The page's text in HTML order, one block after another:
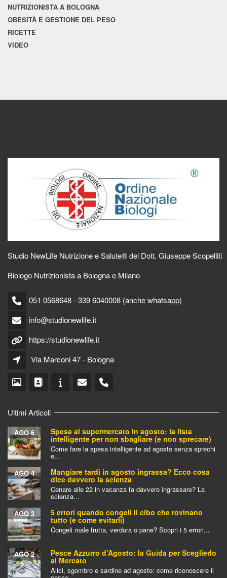
NUTRIZIONISTA A BOLOGNA
OBESITÀ E GESTIONE DEL PESO
RICETTE
VIDEO
Studio NewLife Nutrizione e Salute® del Dott. Giuseppe Scopelliti
Biologo Nutrizionista a Bologna e Milano
051 0568648 - 339 6040008 (anche whatsapp)
info@studionewlife.it
https://studionewlife.it
Via Marconi 47 - Bologna
Ultimi Articoli
Spesa al supermercato in agosto: la lista
intelligente per non sbagliare (e non sprecare)
AGO 6
Come fare la spesa intelligente ad agosto senza sprechi
e...
Mangiare tardi in agosto ingrassa? Ecco cosa
dice davvero la scienza
AGO 4
Cenare alle 22 in vacanza fa davvero ingrassare? La
scienza...
5 errori quando congeli il cibo che rovinano
tutto (e come evitarli)
AGO 3
Congeli male frutta, verdura o pane? Scopri i 5 errori...
Pesce Azzurro d’Agosto: la Guida per Sceglierlo
al Mercato
AGO 2
Alici, sgombro e sardine ad agosto: come riconoscere il